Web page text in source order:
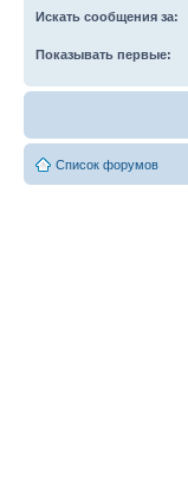
Искать сообщения за:
Показывать первые:
Список форумов